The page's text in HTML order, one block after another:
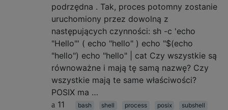
podrzędna . Tak, proces potomny zostanie
uruchomiony przez dowolną z
następujących czynności: sh -c 'echo
"Hello"' ( echo "hello" ) echo "$(echo
"hello") echo "hello" | cat Czy wszystkie są
równoważne i mają tę samą nazwę? Czy
wszystkie mają te same właściwości?
POSIX ma …
11
bash shell process posix subshell